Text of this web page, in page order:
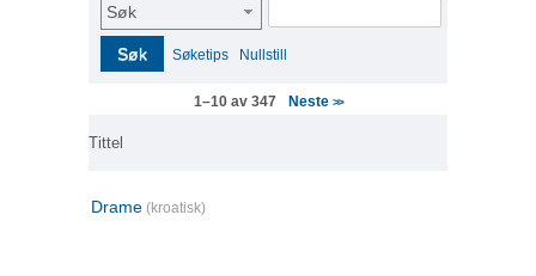
Søk
Søk Søketips Nullstill
1–10 av 347 Neste >>
Tittel
Drame (kroatisk)